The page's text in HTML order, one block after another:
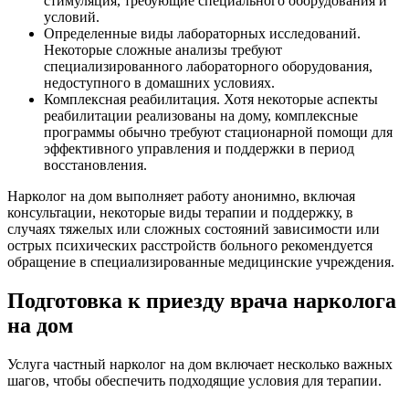
условий.
Определенные виды лабораторных исследований.
Некоторые сложные анализы требуют
специализированного лабораторного оборудования,
недоступного в домашних условиях.
Комплексная реабилитация. Хотя некоторые аспекты
реабилитации реализованы на дому, комплексные
программы обычно требуют стационарной помощи для
эффективного управления и поддержки в период
восстановления.
Нарколог на дом выполняет работу анонимно, включая
консультации, некоторые виды терапии и поддержку, в
случаях тяжелых или сложных состояний зависимости или
острых психических расстройств больного рекомендуется
обращение в специализированные медицинские учреждения.
Подготовка к приезду врача нарколога
на дом
Услуга частный нарколог на дом включает несколько важных
шагов, чтобы обеспечить подходящие условия для терапии.